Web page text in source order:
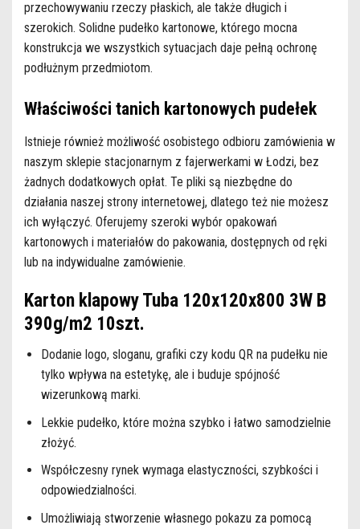
przechowywaniu rzeczy płaskich, ale także długich i
szerokich. Solidne pudełko kartonowe, którego mocna
konstrukcja we wszystkich sytuacjach daje pełną ochronę
podłużnym przedmiotom.
Właściwości tanich kartonowych pudełek
Istnieje również możliwość osobistego odbioru zamówienia w
naszym sklepie stacjonarnym z fajerwerkami w Łodzi, bez
żadnych dodatkowych opłat. Te pliki są niezbędne do
działania naszej strony internetowej, dlatego też nie możesz
ich wyłączyć. Oferujemy szeroki wybór opakowań
kartonowych i materiałów do pakowania, dostępnych od ręki
lub na indywidualne zamówienie.
Karton klapowy Tuba 120x120x800 3W B
390g/m2 10szt.
Dodanie logo, sloganu, grafiki czy kodu QR na pudełku nie
tylko wpływa na estetykę, ale i buduje spójność
wizerunkową marki.
Lekkie pudełko, które można szybko i łatwo samodzielnie
złożyć.
Współczesny rynek wymaga elastyczności, szybkości i
odpowiedzialności.
Umożliwiają stworzenie własnego pokazu za pomocą